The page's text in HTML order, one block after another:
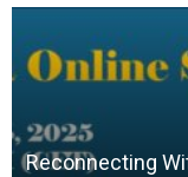
Reconnecting